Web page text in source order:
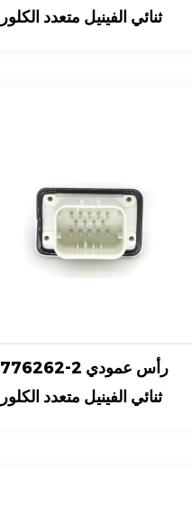
ثنائي الفينيل متعدد الكلور
776262-2 رأس عمودي
ثنائي الفينيل متعدد الكلور